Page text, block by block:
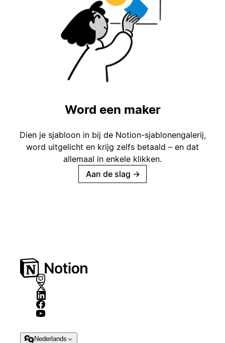
Word een maker
Dien je sjabloon in bij de Notion-sjablonengalerij,
word uitgelicht en krijg zelfs betaald – en dat
allemaal in enkele klikken.
Aan de slag →
Nederlands